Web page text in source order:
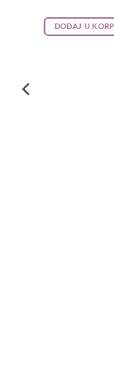
DODAJ U